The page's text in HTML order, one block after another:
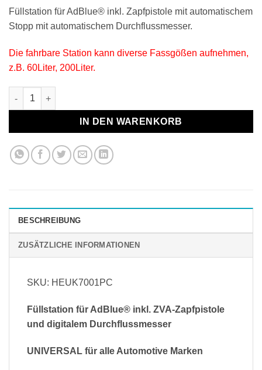
Füllstation für AdBlue® inkl. Zapfpistole mit automatischem
Stopp mit automatischem Durchflussmesser.
Die fahrbare Station kann diverse Fassgößen aufnehmen,
z.B. 60Liter, 200Liter.
ZVA Füllstation für AdBlue® inkl. ZVA-Zapfpistole und
IN DEN WARENKORB
BESCHREIBUNG
ZUSÄTZLICHE INFORMATIONEN
SKU: HEUK7001PC
Füllstation für AdBlue® inkl. ZVA-Zapfpistole
und digitalem Durchflussmesser
UNIVERSAL für alle Automotive Marken